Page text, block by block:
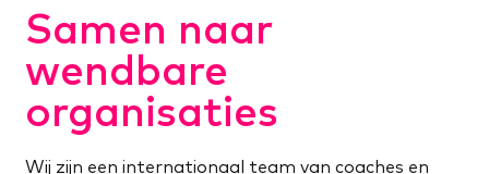
Samen naar
wendbare
organisaties
Wij zijn een internationaal team van coaches en